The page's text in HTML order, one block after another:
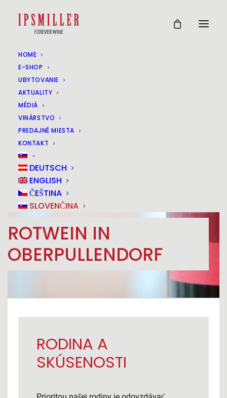
HOME
E-SHOP
UBYTOVANIE
AKTUALITY
MÉDIÁ
VINÁRSTVO
PREDAJNÉ MIESTA
KONTAKT
DEUTSCH
ENGLISH
ČEŠTINA
SLOVENČINA
ROTWEIN IN
OBERPULLENDORF
RODINA A
SKÚSENOSTI